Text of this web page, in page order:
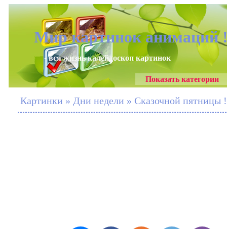
Мир картинок анимаций
- вся жизнь калейдоскоп картинок
Показать категории
Картинки » Дни недели » Сказочной пятницы